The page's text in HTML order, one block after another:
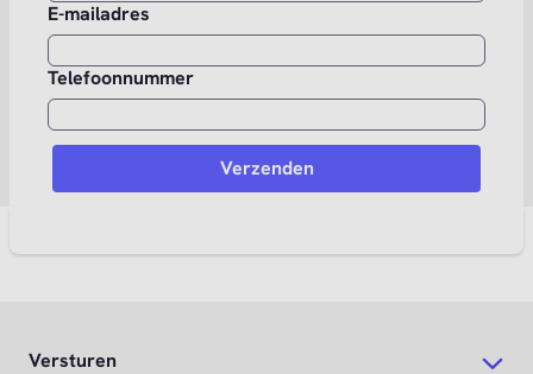
E-mailadres
Telefoonnummer
Versturen